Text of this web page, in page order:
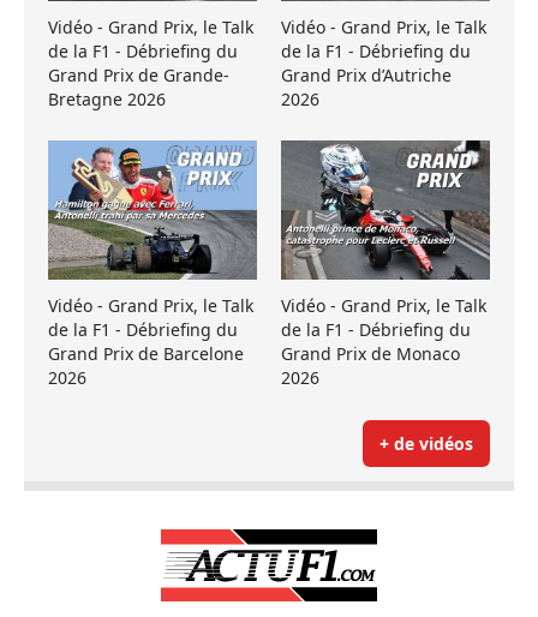
Vidéo - Grand Prix, le Talk
de la F1 - Débriefing du
Grand Prix de Grande-
Bretagne 2026
Vidéo - Grand Prix, le Talk
de la F1 - Débriefing du
Grand Prix d’Autriche
2026
Vidéo - Grand Prix, le Talk
de la F1 - Débriefing du
Grand Prix de Barcelone
2026
Vidéo - Grand Prix, le Talk
de la F1 - Débriefing du
Grand Prix de Monaco
2026
+ de vidéos